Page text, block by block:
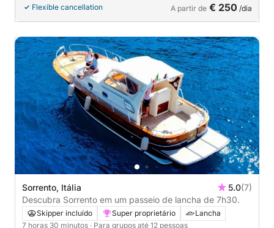
Flexible cancellation A partir de € 250 /dia
Sorrento, Itália 5.0(7)
Descubra Sorrento em um passeio de lancha de 7h30.
Skipper incluído Super proprietário
Lancha
7 horas 30 minutos · Para grupos até 12 pessoas